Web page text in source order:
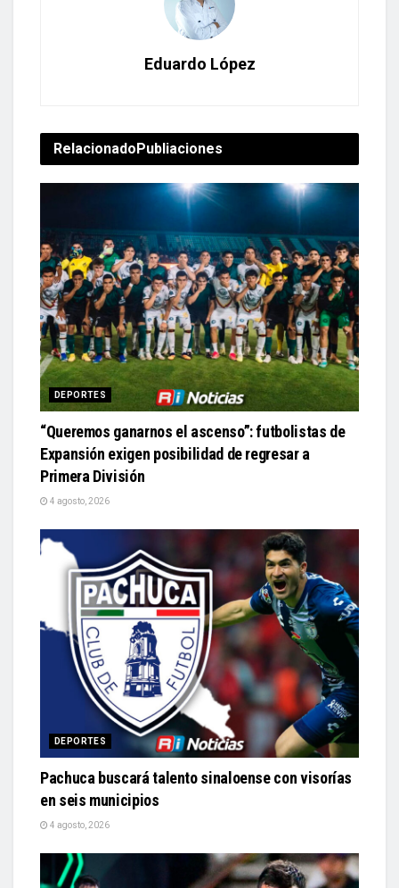
Eduardo López
Relacionado Publiaciones
DEPORTES
“Queremos ganarnos el ascenso”: futbolistas de
Expansión exigen posibilidad de regresar a
Primera División
4 agosto, 2026
DEPORTES
Pachuca buscará talento sinaloense con visorías
en seis municipios
4 agosto, 2026